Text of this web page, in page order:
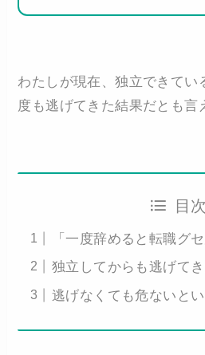
わたしが現在、独立できてい
度も逃げてきた結果だとも言
目次
「一度辞めると転職グ
独立してからも逃げて
逃げなくても危ないと